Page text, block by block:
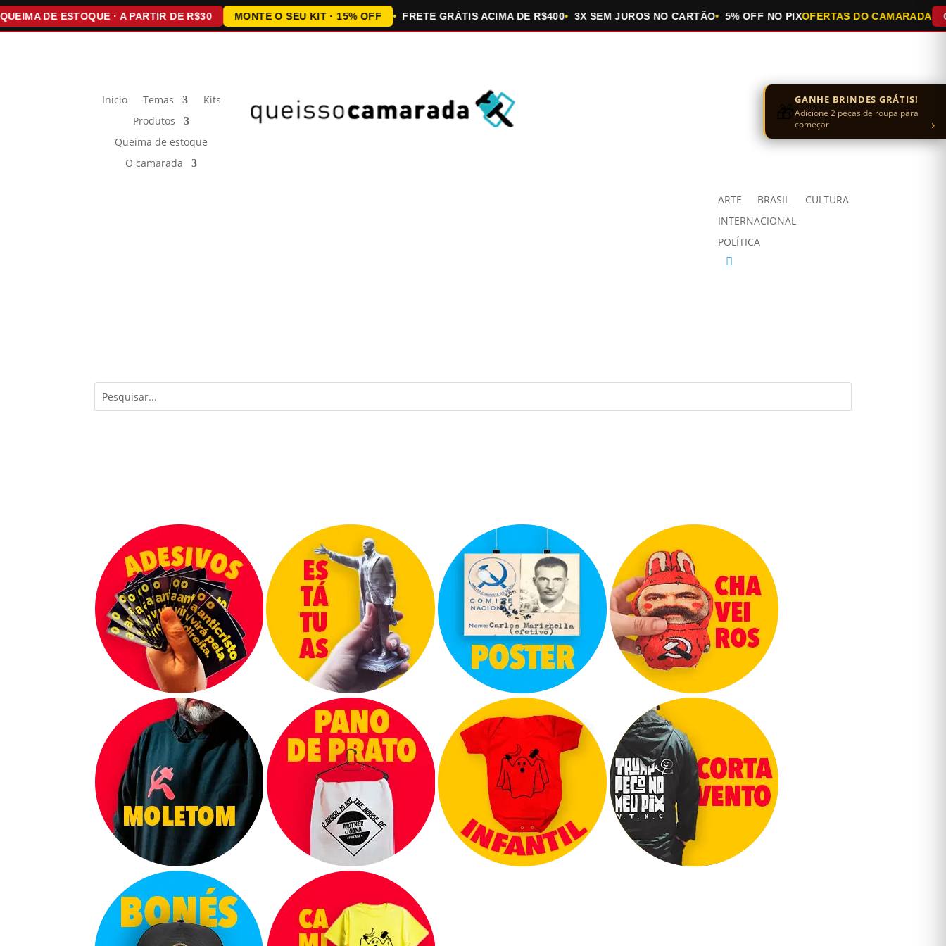
DE ESTOQUE · A PARTIR DE R$30 MONTE O SEU KIT · 15% OFF FRETE GRÁTIS ACIMA DE R$400 3X SEM JUROS NO CARTÃO 5% OFF NO PIXOFERTAS DO CAMARADA
Início Temas
Kits
Produtos
Queima de estoque
O camarada
ARTE BRASIL
CULTURA
INTERNACIONAL
POLÍTICA
🎁GANHE BRINDES GRÁTIS!
Adicione 2 peças de roupa para
começar
›